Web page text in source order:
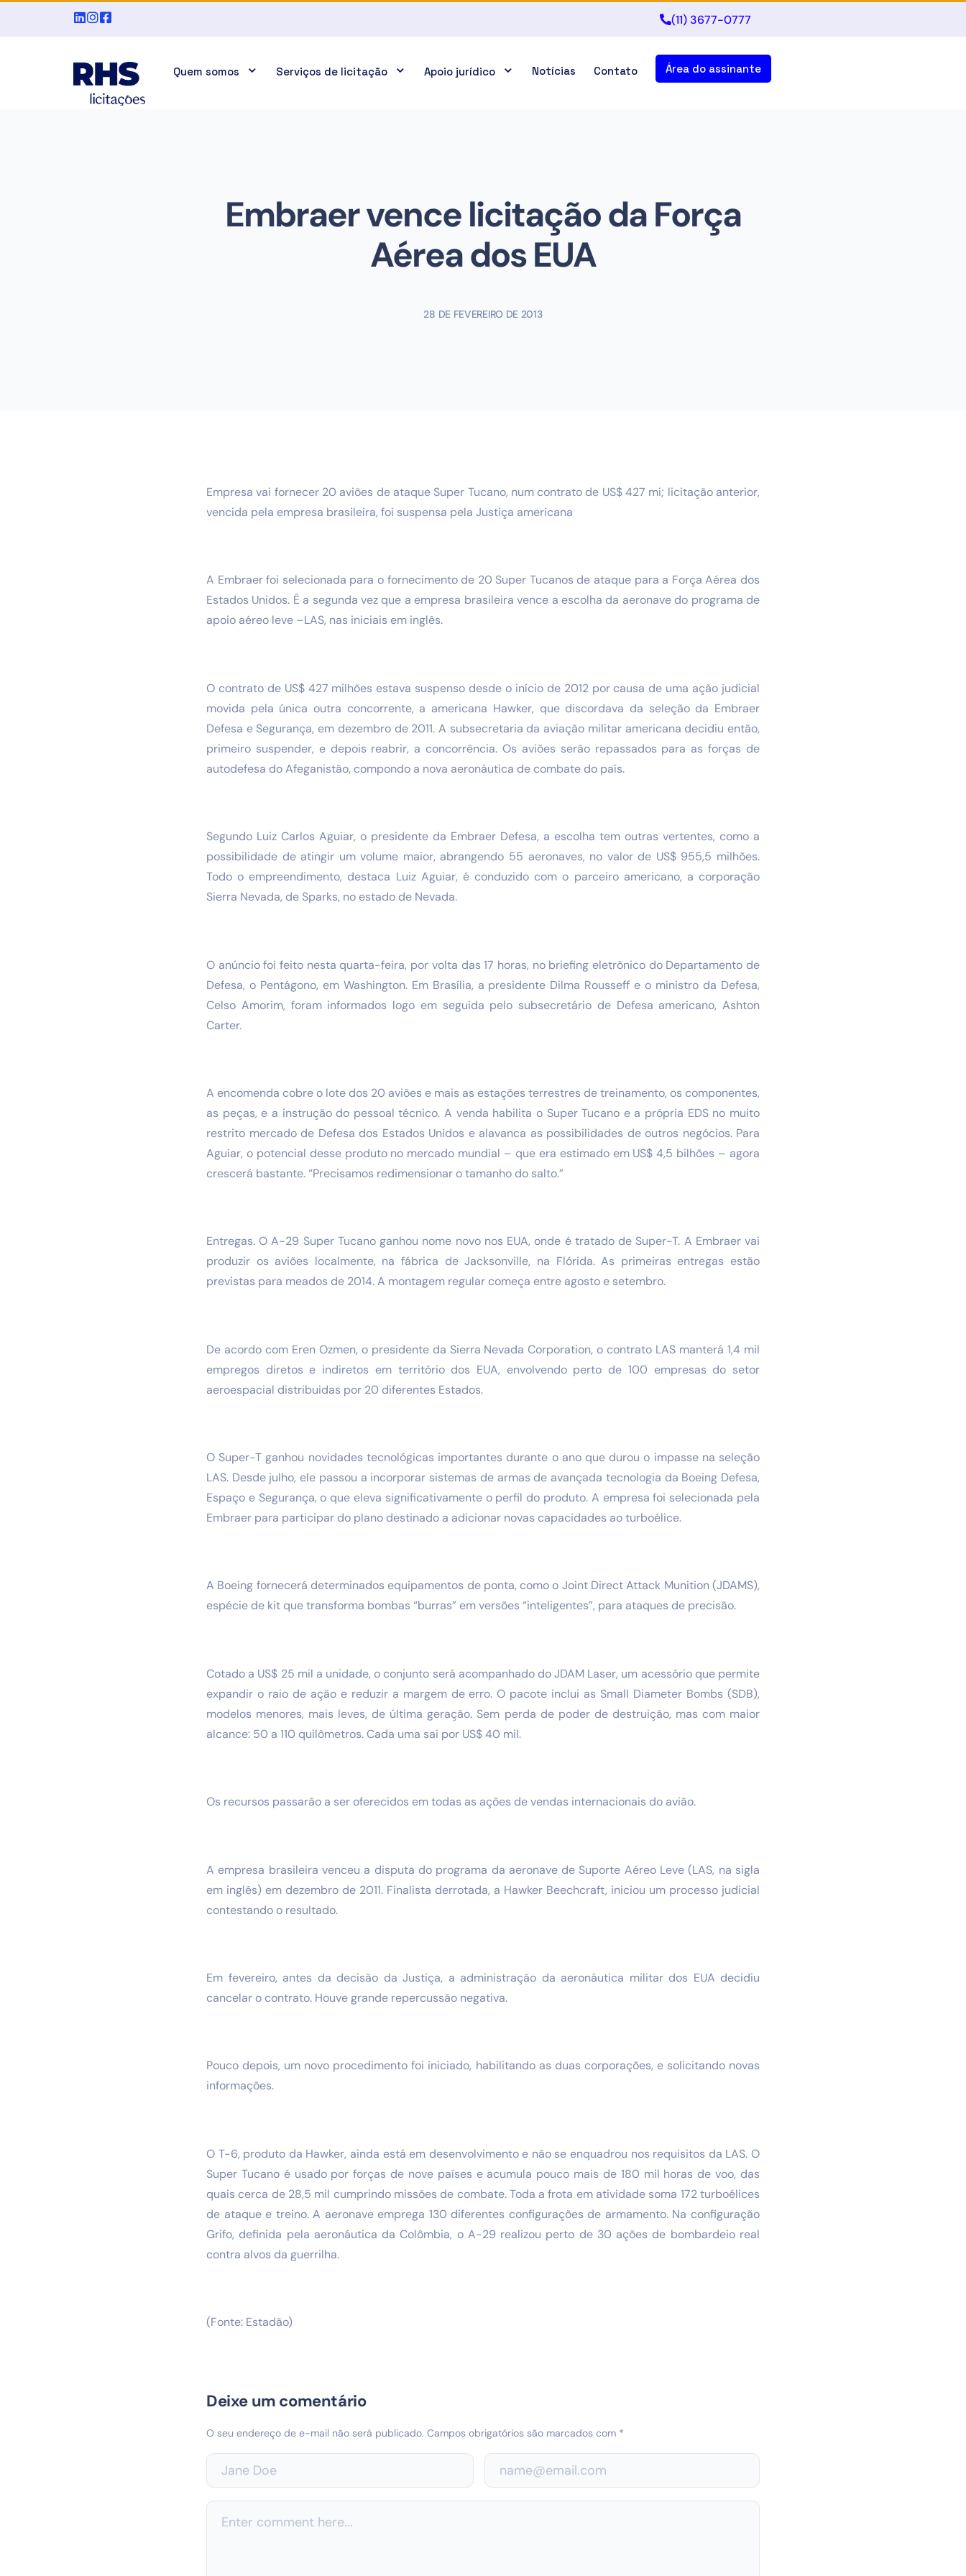
(11) 3677-0777
Quem somos Serviços de licitação Apoio jurídico Notícias Contato Área do assinante
Embraer vence licitação da Força
Aérea dos EUA
28 DE FEVEREIRO DE 2013
Empresa vai fornecer 20 aviões de ataque Super Tucano, num contrato de US$ 427 mi; licitação anterior,
vencida pela empresa brasileira, foi suspensa pela Justiça americana
A Embraer foi selecionada para o fornecimento de 20 Super Tucanos de ataque para a Força Aérea dos
Estados Unidos. É a segunda vez que a empresa brasileira vence a escolha da aeronave do programa de
apoio aéreo leve –LAS, nas iniciais em inglês.
O contrato de US$ 427 milhões estava suspenso desde o início de 2012 por causa de uma ação judicial
movida pela única outra concorrente, a americana Hawker, que discordava da seleção da Embraer
Defesa e Segurança, em dezembro de 2011. A subsecretaria da aviação militar americana decidiu então,
primeiro suspender, e depois reabrir, a concorrência. Os aviões serão repassados para as forças de
autodefesa do Afeganistão, compondo a nova aeronáutica de combate do país.
Segundo Luiz Carlos Aguiar, o presidente da Embraer Defesa, a escolha tem outras vertentes, como a
possibilidade de atingir um volume maior, abrangendo 55 aeronaves, no valor de US$ 955,5 milhões.
Todo o empreendimento, destaca Luiz Aguiar, é conduzido com o parceiro americano, a corporação
Sierra Nevada, de Sparks, no estado de Nevada.
O anúncio foi feito nesta quarta-feira, por volta das 17 horas, no briefing eletrônico do Departamento de
Defesa, o Pentágono, em Washington. Em Brasília, a presidente Dilma Rousseff e o ministro da Defesa,
Celso Amorim, foram informados logo em seguida pelo subsecretário de Defesa americano, Ashton
Carter.
A encomenda cobre o lote dos 20 aviões e mais as estações terrestres de treinamento, os componentes,
as peças, e a instrução do pessoal técnico. A venda habilita o Super Tucano e a própria EDS no muito
restrito mercado de Defesa dos Estados Unidos e alavanca as possibilidades de outros negócios. Para
Aguiar, o potencial desse produto no mercado mundial – que era estimado em US$ 4,5 bilhões – agora
crescerá bastante. “Precisamos redimensionar o tamanho do salto.”
Entregas. O A-29 Super Tucano ganhou nome novo nos EUA, onde é tratado de Super-T. A Embraer vai
produzir os aviões localmente, na fábrica de Jacksonville, na Flórida. As primeiras entregas estão
previstas para meados de 2014. A montagem regular começa entre agosto e setembro.
De acordo com Eren Ozmen, o presidente da Sierra Nevada Corporation, o contrato LAS manterá 1,4 mil
empregos diretos e indiretos em território dos EUA, envolvendo perto de 100 empresas do setor
aeroespacial distribuidas por 20 diferentes Estados.
O Super-T ganhou novidades tecnológicas importantes durante o ano que durou o impasse na seleção
LAS. Desde julho, ele passou a incorporar sistemas de armas de avançada tecnologia da Boeing Defesa,
Espaço e Segurança, o que eleva significativamente o perfil do produto. A empresa foi selecionada pela
Embraer para participar do plano destinado a adicionar novas capacidades ao turboélice.
A Boeing fornecerá determinados equipamentos de ponta, como o Joint Direct Attack Munition (JDAMS),
espécie de kit que transforma bombas “burras” em versões “inteligentes”, para ataques de precisão.
Cotado a US$ 25 mil a unidade, o conjunto será acompanhado do JDAM Laser, um acessório que permite
expandir o raio de ação e reduzir a margem de erro. O pacote inclui as Small Diameter Bombs (SDB),
modelos menores, mais leves, de última geração. Sem perda de poder de destruição, mas com maior
alcance: 50 a 110 quilômetros. Cada uma sai por US$ 40 mil.
Os recursos passarão a ser oferecidos em todas as ações de vendas internacionais do avião.
A empresa brasileira venceu a disputa do programa da aeronave de Suporte Aéreo Leve (LAS, na sigla
em inglês) em dezembro de 2011. Finalista derrotada, a Hawker Beechcraft, iniciou um processo judicial
contestando o resultado.
Em fevereiro, antes da decisão da Justiça, a administração da aeronáutica militar dos EUA decidiu
cancelar o contrato. Houve grande repercussão negativa.
Pouco depois, um novo procedimento foi iniciado, habilitando as duas corporações, e solicitando novas
informações.
O T-6, produto da Hawker, ainda está em desenvolvimento e não se enquadrou nos requisitos da LAS. O
Super Tucano é usado por forças de nove países e acumula pouco mais de 180 mil horas de voo, das
quais cerca de 28,5 mil cumprindo missões de combate. Toda a frota em atividade soma 172 turboélices
de ataque e treino. A aeronave emprega 130 diferentes configurações de armamento. Na configuração
Grifo, definida pela aeronáutica da Colômbia, o A-29 realizou perto de 30 ações de bombardeio real
contra alvos da guerrilha.
(Fonte: Estadão)
Deixe um comentário
O seu endereço de e-mail não será publicado. Campos obrigatórios são marcados com *